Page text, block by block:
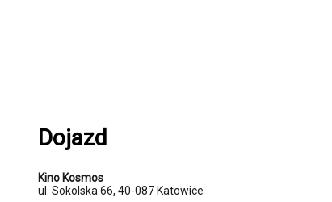
Dojazd
Kino Kosmos
ul. Sokolska 66, 40-087 Katowice